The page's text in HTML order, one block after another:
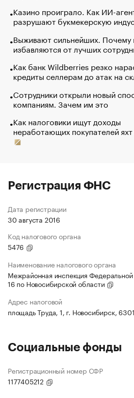
Казино проиграло. Как ИИ-
разрушают букмекерскую
Выживают сильнейших. Почему
избавляются от лучших
Как банк Wildberries резко
кредиты селлерам до атак на
Сотрудники открыли новый
компаниям. Зачем им это
Как налоговики ищут доходы
неработающих покупателей
Регистрация ФНС
Дата регистрации
30 августа 2016
Код налогового органа
5476
Наименование налогового органа
Межрайонная инспекция
16 по Новосибирской области
Адрес налоговой
площадь Труда, 1, г. Новосибирск,
Социальные фонды
Регистрационный номер СФР
1177405212